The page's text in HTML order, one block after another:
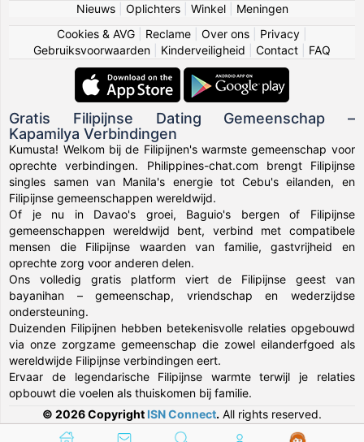
Nieuws| Oplichters| Winkel| Meningen
Cookies & AVG
Reclame Over ons Privacy
Gebruiksvoorwaarden
Kinderveiligheid Contact FAQ
Gratis Filipijnse Dating Gemeenschap –
Kapamilya Verbindingen
Kumusta! Welkom bij de Filipijnen's warmste gemeenschap voor
oprechte verbindingen. Philippines-chat.com brengt Filipijnse
singles samen van Manila's energie tot Cebu's eilanden, en
Filipijnse gemeenschappen wereldwijd.
Of je nu in Davao's groei, Baguio's bergen of Filipijnse
gemeenschappen wereldwijd bent, verbind met compatibele
mensen die Filipijnse waarden van familie, gastvrijheid en
oprechte zorg voor anderen delen.
Ons volledig gratis platform viert de Filipijnse geest van
bayanihan – gemeenschap, vriendschap en wederzijdse
ondersteuning.
Duizenden Filipijnen hebben betekenisvolle relaties opgebouwd
via onze zorgzame gemeenschap die zowel eilanderfgoed als
wereldwijde Filipijnse verbindingen eert.
Ervaar de legendarische Filipijnse warmte terwijl je relaties
opbouwt die voelen als thuiskomen bij familie.
© 2026 Copyright ISN Connect. All rights reserved.